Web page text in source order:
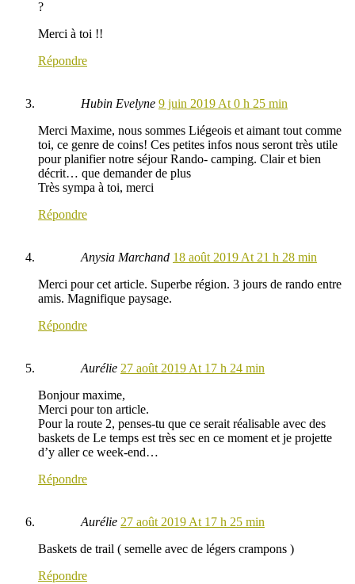
?
Merci à toi !!
Répondre
Hubin Evelyne 9 juin 2019 At 0 h 25 min
Merci Maxime, nous sommes Liégeois et aimant tout comme
toi, ce genre de coins! Ces petites infos nous seront très utile
pour planifier notre séjour Rando- camping. Clair et bien
décrit… que demander de plus
Très sympa à toi, merci
Répondre
Anysia Marchand 18 août 2019 At 21 h 28 min
Merci pour cet article. Superbe région. 3 jours de rando entre
amis. Magnifique paysage.
Répondre
Aurélie 27 août 2019 At 17 h 24 min
Bonjour maxime,
Merci pour ton article.
Pour la route 2, penses-tu que ce serait réalisable avec des
baskets de Le temps est très sec en ce moment et je projette
d’y aller ce week-end…
Répondre
Aurélie 27 août 2019 At 17 h 25 min
Baskets de trail ( semelle avec de légers crampons )
Répondre